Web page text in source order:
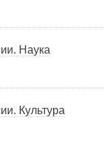
Наука
Культура